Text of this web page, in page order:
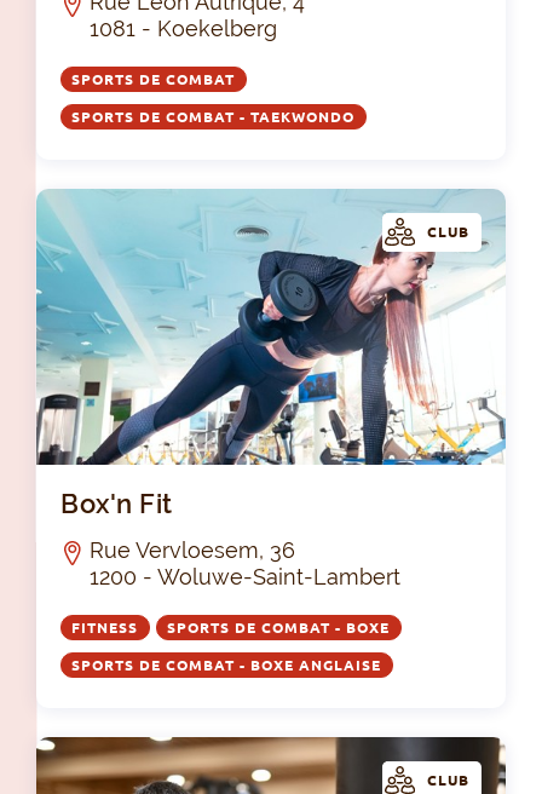
1081 - Koekelberg
SPORTS DE COMBAT
SPORTS DE COMBAT - TAEKWONDO
CLUB
Box'n Fit
Rue Vervloesem, 36
1200 - Woluwe-Saint-Lambert
FITNESS SPORTS DE COMBAT - BOXE
SPORTS DE COMBAT - BOXE ANGLAISE
CLUB